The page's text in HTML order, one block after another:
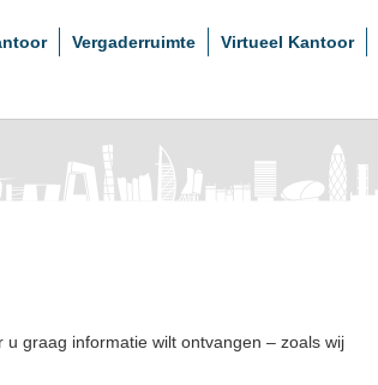
Vergaderruimte Virtueel Kantoor
graag informatie wilt ontvangen – zoals wij